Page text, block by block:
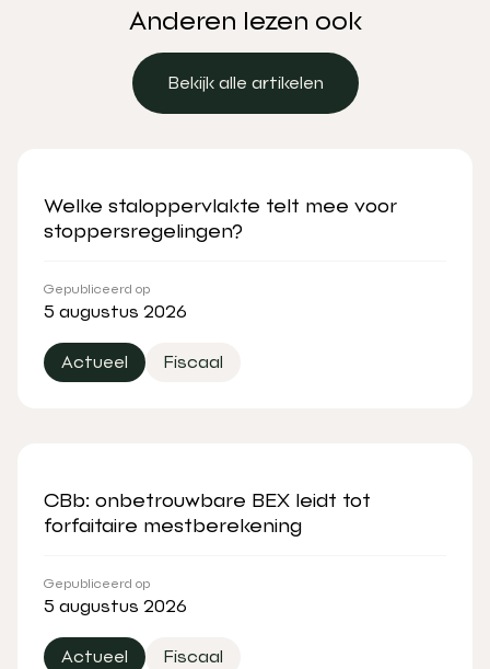
Anderen lezen ook
Bekijk alle artikelen
Welke staloppervlakte telt mee voor
stoppersregelingen?
Gepubliceerd op
5 augustus 2026
Actueel Fiscaal
CBb: onbetrouwbare BEX leidt tot
forfaitaire mestberekening
Gepubliceerd op
5 augustus 2026
Actueel Fiscaal